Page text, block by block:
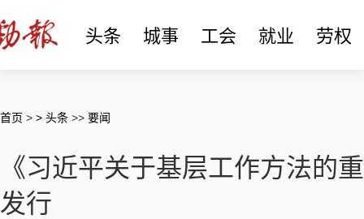
头条 城事 工会 就业 劳权
首页 > > 头条 >> 要闻
《习近平关于基层工作方法的
发行